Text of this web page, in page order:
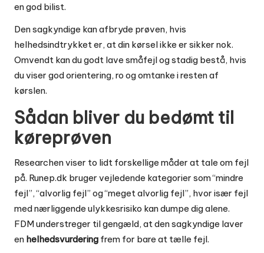
en god bilist.
Den sagkyndige kan afbryde prøven, hvis
helhedsindtrykket er, at din kørsel ikke er sikker nok.
Omvendt kan du godt lave småfejl og stadig bestå, hvis
du viser god orientering, ro og omtanke i resten af
kørslen.
Sådan bliver du bedømt til
køreprøven
Researchen viser to lidt forskellige måder at tale om fejl
på. Runep.dk bruger vejledende kategorier som “mindre
fejl”, “alvorlig fejl” og “meget alvorlig fejl”, hvor især fejl
med nærliggende ulykkesrisiko kan dumpe dig alene.
FDM understreger til gengæld, at den sagkyndige laver
en helhedsvurdering frem for bare at tælle fejl.